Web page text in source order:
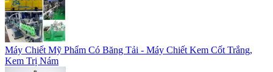
Máy Chiết Mỹ Phẩm Có Băng Tải - Máy Chiết Kem Cốt Trắng,
Kem Trị Nám